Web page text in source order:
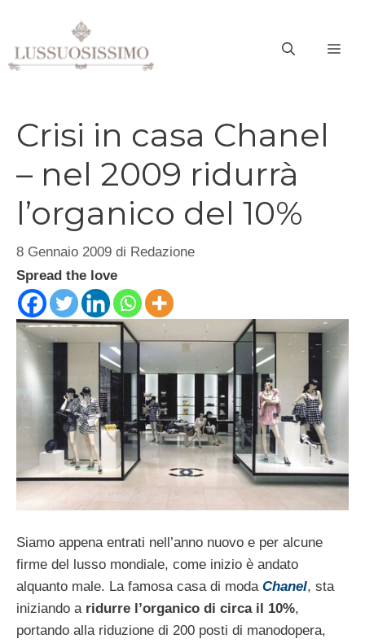
contenuto
Crisi in casa Chanel
– nel 2009 ridurrà
l’organico del 10%
8 Gennaio 2009 di Redazione
Spread the love
Siamo appena entrati nell’anno nuovo e per alcune
firme del lusso mondiale, come inizio è andato
alquanto male. La famosa casa di moda Chanel, sta
iniziando a ridurre l’organico di circa il 10%,
portando alla riduzione di 200 posti di manodopera,